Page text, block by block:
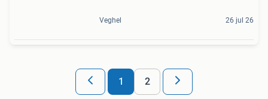
Veghel 26 jul 26
1 2